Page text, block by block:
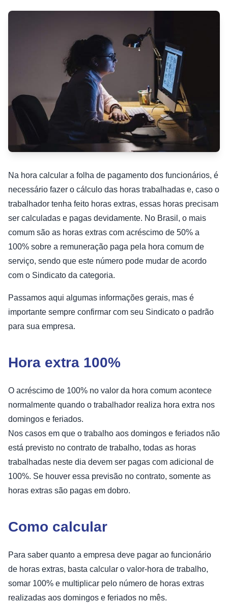
Na hora calcular a folha de pagamento dos funcionários, é
necessário fazer o cálculo das horas trabalhadas e, caso o
trabalhador tenha feito horas extras, essas horas precisam
ser calculadas e pagas devidamente. No Brasil, o mais
comum são as horas extras com acréscimo de 50% a
100% sobre a remuneração paga pela hora comum de
serviço, sendo que este número pode mudar de acordo
com o Sindicato da categoria.
Passamos aqui algumas informações gerais, mas é
importante sempre confirmar com seu Sindicato o padrão
para sua empresa.
Hora extra 100%
O acréscimo de 100% no valor da hora comum acontece
normalmente quando o trabalhador realiza hora extra nos
domingos e feriados.
Nos casos em que o trabalho aos domingos e feriados não
está previsto no contrato de trabalho, todas as horas
trabalhadas neste dia devem ser pagas com adicional de
100%. Se houver essa previsão no contrato, somente as
horas extras são pagas em dobro.
Como calcular
Para saber quanto a empresa deve pagar ao funcionário
de horas extras, basta calcular o valor-hora de trabalho,
somar 100% e multiplicar pelo número de horas extras
realizadas aos domingos e feriados no mês.